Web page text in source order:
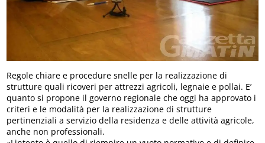
Regole chiare e procedure snelle per la realizzazione di
strutture quali ricoveri per attrezzi agricoli, legnaie e pollai. E’
quanto si propone il governo regionale che oggi ha approvato i
criteri e le modalità per la realizzazione di strutture
pertinenziali a servizio della residenza e delle attività agricole,
anche non professionali.